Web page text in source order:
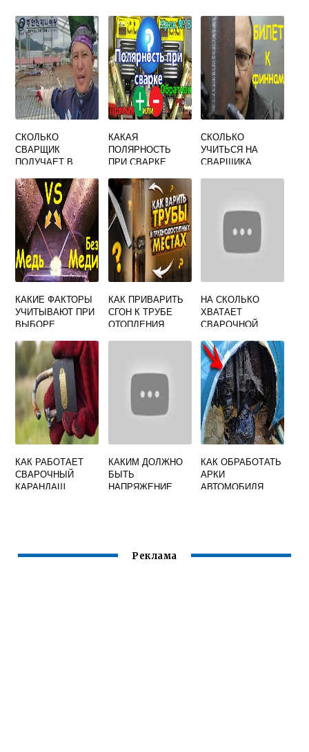
СКОЛЬКО
СВАРЩИК
ПОЛУЧАЕТ В
КАКАЯ
ПОЛЯРНОСТЬ
ПРИ СВАРКЕ
ЭЛЕКТРОДАМИ
СКОЛЬКО
УЧИТЬСЯ НА
СВАРЩИКА
КАКИЕ ФАКТОРЫ
УЧИТЫВАЮТ ПРИ
ВЫБОРЕ
ПРОВОЛОКИ
СПЛОШНОГО
СЕЧЕНИЯ
КАК ПРИВАРИТЬ
СГОН К ТРУБЕ
ОТОПЛЕНИЯ
НА СКОЛЬКО
ХВАТАЕТ
СВАРОЧНОЙ
КАК РАБОТАЕТ
СВАРОЧНЫЙ
КАРАНДАШ
КАКИМ ДОЛЖНО
БЫТЬ
НАПРЯЖЕНИЕ
ОБРАБОТКИ
КАК ОБРАБОТАТЬ
АРКИ
АВТОМОБИЛЯ
Реклама